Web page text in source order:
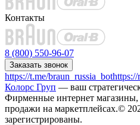
Контакты
8 (800) 550-96-07
Заказать звонок
https://t.me/braun_russia_bot
Колорс Груп — ваш
Фирменные интернет
продажи на маркетплейсах.©
зарегистрированы.